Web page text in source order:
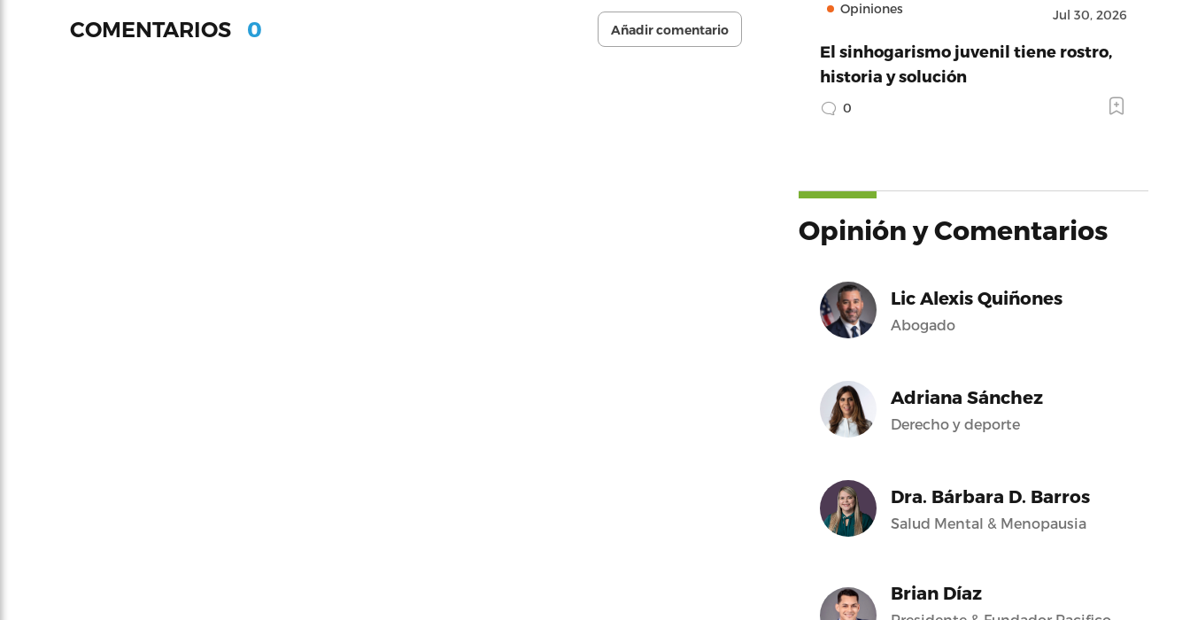
COMENTARIOS 0 Añadir comentario
Opiniones Jul 30, 2026
El sinhogarismo juvenil tiene rostro,
historia y solución
0
Opinión y Comentarios
Lic Alexis Quiñones
Abogado
Adriana Sánchez
Derecho y deporte
Dra. Bárbara D. Barros
Salud Mental & Menopausia
Brian Díaz